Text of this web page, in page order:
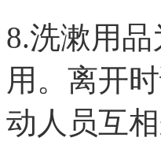
8.洗漱用
用。离开
动人员互